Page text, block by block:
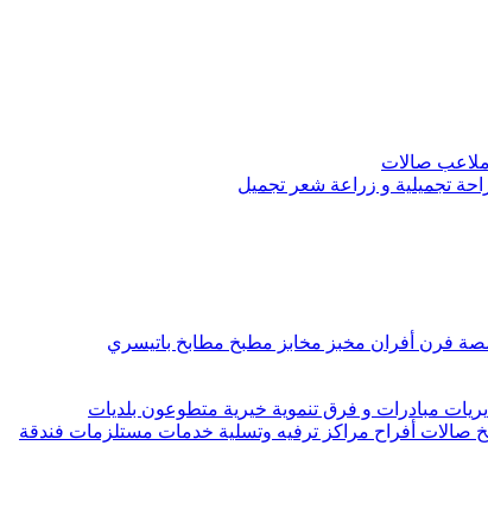
ملاعب صالات
تجميلية و زراعة شعر تجميل
فرن أفران مخبز مخابز مطبخ مطابخ باتيسري
مبادرات و فرق تنموية خيرية متطوعون بلديات
أفراح مراكز ترفيه وتسلية خدمات مستلزمات فندقة